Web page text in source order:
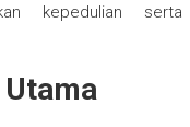
kepedulian serta